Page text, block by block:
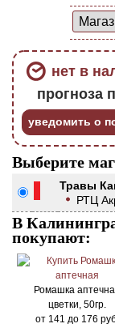
нет в
прогноза
уведомить о
Выберите
Травы
РТЦ
В
покупают:
Ромашка
цветки, 50гр.
от 141 до 176